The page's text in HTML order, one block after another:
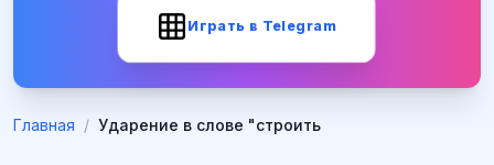
Играть в Telegram
Главная / Ударение в слове "строить